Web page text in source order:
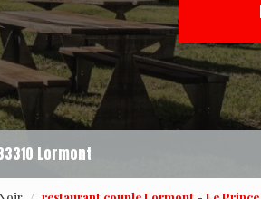
Lormont